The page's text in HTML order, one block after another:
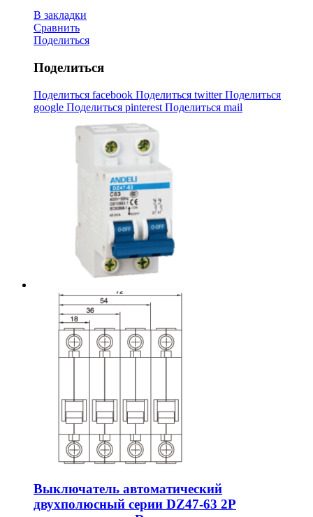
В закладки
Сравнить
Поделиться
Поделиться
Поделиться facebook Поделиться twitterПоделиться
google Поделиться pinterest Поделиться mail
Выключатель автоматический
двухполюсный серии DZ47-63 2P